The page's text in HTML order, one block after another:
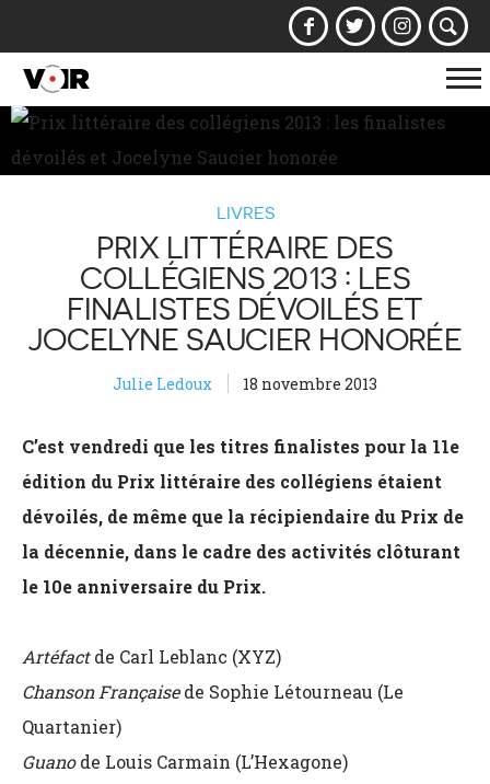
la
LIVRES
PRIX LITTÉRAIRE DES
COLLÉGIENS 2013 : LES
FINALISTES DÉVOILÉS ET
JOCELYNE SAUCIER HONORÉE
Julie Ledoux 18 novembre 2013
C’est vendredi que les titres finalistes pour la 11e
édition du Prix littéraire des collégiens étaient
dévoilés, de même que la récipiendaire du Prix de
la décennie, dans le cadre des activités clôturant
le 10e anniversaire du Prix.
Artéfactde Carl Leblanc (XYZ)
Chanson Françaisede Sophie Létourneau (Le
Quartanier)
Guanode Louis Carmain (L’Hexagone)